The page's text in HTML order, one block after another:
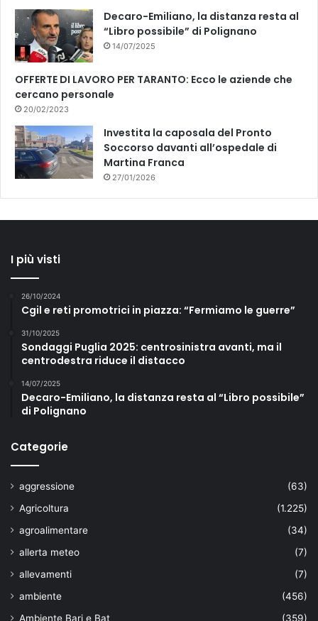
Decaro-Emiliano, la distanza resta al
“Libro possibile” di Polignano
14/07/2025
OFFERTE DI LAVORO PER TARANTO: Ecco le aziende che
cercano personale
20/02/2023
Investita la caposala del Pronto
Soccorso davanti all’ospedale di
Martina Franca
27/01/2026
I più visti
26/10/2024
Cgil e reti promotrici in piazza: “Fermiamo le guerre”
31/10/2025
Sondaggi Puglia 2025: centrosinistra avanti, ma il
centrodestra riduce il distacco
14/07/2025
Decaro-Emiliano, la distanza resta al “Libro possibile”
di Polignano
Categorie
aggressione
(63)
Agricoltura
(1.225)
agroalimentare
(34)
allerta meteo
(7)
allevamenti
(7)
ambiente
(456)
Ambiente Bari e Bat
(359)